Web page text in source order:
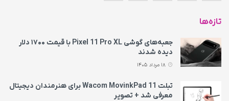
تازه‌ها
جعبه‌های گوشی Pixel 11 Pro XL با قیمت ۱۷۰۰ دلار
دیده شدند
تبلت Wacom MovinkPad 11 برای هنرمندان دیجیتال
معرفی شد + تصویر